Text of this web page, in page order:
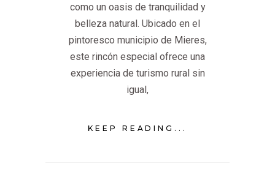
como un oasis de tranquilidad y
belleza natural. Ubicado en el
pintoresco municipio de Mieres,
este rincón especial ofrece una
experiencia de turismo rural sin
igual,
KEEP READING...